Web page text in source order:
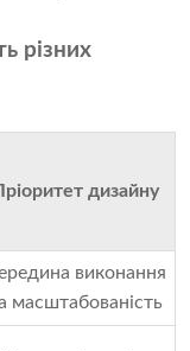
різних
дизайну
виконання
масштабованість